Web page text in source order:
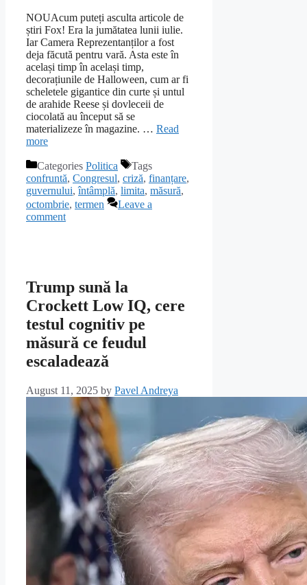
NOUAcum puteți asculta articole de
știri Fox! Era la jumătatea lunii iulie.
Iar Camera Reprezentanților a fost
deja făcută pentru vară. Asta este în
același timp în același timp,
decorațiunile de Halloween, cum ar fi
scheletele gigantice din curte și untul
de arahide Reese și dovleceii de
ciocolată au început să se
materializeze în magazine. … Read
more
Categories Politica
Tags
confruntă, Congresul, criză, finanțare,
guvernului,întâmplă, limita, măsură,
octombrie, termen
Leave a
comment
Trump sună la
Crockett Low IQ, cere
testul cognitiv pe
măsură ce feudul
escaladează
August 11, 2025 by Pavel Andreya